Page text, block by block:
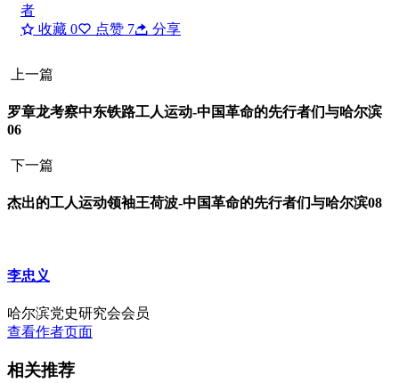
者
收藏 0 点赞 7 分享
上一篇
罗章龙考察中东铁路工人运动-中国革命的先行者们与哈尔滨
06
下一篇
杰出的工人运动领袖王荷波-中国革命的先行者们与哈尔滨08
李忠义
哈尔滨党史研究会会员
查看作者页面
相关推荐